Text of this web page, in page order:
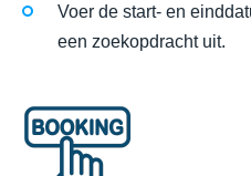
Voer de start- en
een zoekopdracht uit.